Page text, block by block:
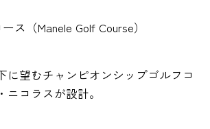
ス（Manele Golf Course）
に望むチャンピオンシップゴルフコ
コラスが設計。